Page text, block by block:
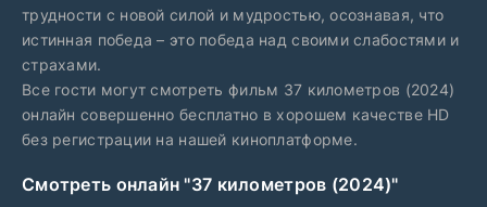
трудности с новой силой и мудростью, осознавая, что
истинная победа – это победа над своими слабостями и
страхами.
Все гости могут смотреть фильм 37 километров (2024)
онлайн совершенно бесплатно в хорошем качестве HD
без регистрации на нашей киноплатформе.
Смотреть онлайн "37 километров (2024)"